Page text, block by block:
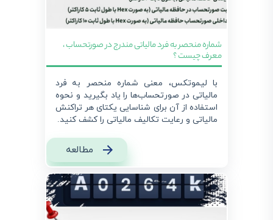
شماره منحصر به فرد مالیاتی مندرج در صورتحساب ،
معرف چیست ؟
با لیموتکس، معنی شماره منحصر به فرد
مالیاتی در صورتحساب‌ها را یاد بگیرید و نحوه
استفاده از آن برای شناسایی یکتای هر تراکنش
مالیاتی و رعایت تکالیف مالیاتی را کشف کنید.
مطالعه